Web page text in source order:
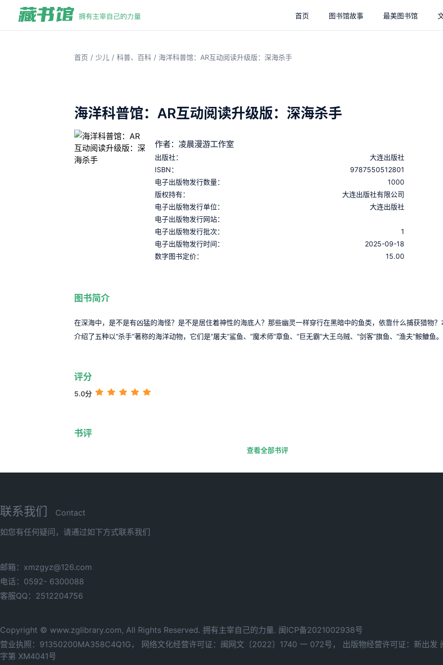
首页 图书馆故事 最美图书馆
首页 / 少儿 / 科普、百科 / 海洋科普馆：AR互动阅读升级版：深海杀手
海洋科普馆：AR互动阅读升级版：深海杀手
作者：凌晨漫游工作室
出版社：
大连出版社
ISBN：
9787550512801
电子出版物发行数量：
1000
版权持有：
大连出版社有限公司
电子出版物发行单位：
大连出版社
电子出版物发行网站：
电子出版物发行批次：
1
电子出版物发行时间：
2025-09-18
数字图书定价：
15.00
图书简介
在深海中，是不是有凶猛的海怪？是不是居住着神性的海底人？那些幽灵一样穿行在黑暗中的鱼类，依靠什么捕获猎物？
介绍了五种以“杀手”著称的海洋动物，它们是“屠夫”鲨鱼、“魔术师”章鱼、“巨无霸”大王乌贼、“剑客”旗鱼、“渔夫”鮟鱇鱼。
评分
5.0分
书评
查看全部书评
联系我们
Contact
如您有任何疑问，请通过如下方式联系我们
邮箱：xmzgyz@126.com
电话：0592- 6300088
客服QQ：2512204756
Copyright © www.zglibrary.com, All Rights Reserved. 拥有主宰自己的力量. 闽ICP备2021002938号
营业执照：91350200MA358C4Q1G，
网络文化经营许可证：闽网文〔2022〕1740 一 072号，
出版物经营许可证：新出发
字第 XM4041号